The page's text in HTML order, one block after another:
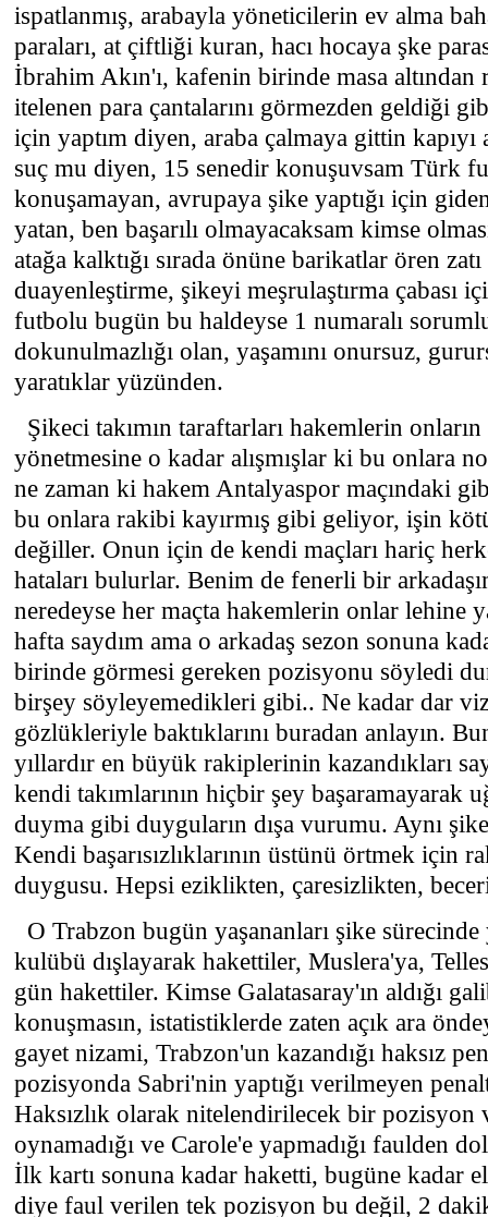
ispatlanmış, arabayla yöneticilerin ev alma
paraları, at çiftliği kuran, hacı hocaya şke
İbrahim Akın'ı, kafenin birinde masa altından
itelenen para çantalarını görmezden geldiği
için yaptım diyen, araba çalmaya gittin
suç mu diyen, 15 senedir konuşuvsam Türk
konuşamayan, avrupaya şike yaptığı için
yatan, ben başarılı olmayacaksam kimse
atağa kalktığı sırada önüne barikatlar ören
duayenleştirme, şikeyi meşrulaştırma çabası
futbolu bugün bu haldeyse 1 numaralı
dokunulmazlığı olan, yaşamını onursuz,
yaratıklar yüzünden.
Şikeci takımın taraftarları hakemlerin
yönetmesine o kadar alışmışlar ki bu onlara
ne zaman ki hakem Antalyaspor maçındaki
bu onlara rakibi kayırmış gibi geliyor, işin
değiller. Onun için de kendi maçları hariç
hataları bulurlar. Benim de fenerli bir
neredeyse her maçta hakemlerin onlar lehine
hafta saydım ama o arkadaş sezon sonuna
birinde görmesi gereken pozisyonu söyledi
birşey söyleyemedikleri gibi.. Ne kadar dar
gözlükleriyle baktıklarını buradan anlayın.
yıllardır en büyük rakiplerinin kazandıkları
kendi takımlarının hiçbir şey başaramayarak
duyma gibi duyguların dışa vurumu. Aynı
Kendi başarısızlıklarının üstünü örtmek için
duygusu. Hepsi eziklikten, çaresizlikten,
O Trabzon bugün yaşananları şike
kulübü dışlayarak hakettiler, Muslera'ya,
gün hakettiler. Kimse Galatasaray'ın aldığı
konuşmasın, istatistiklerde zaten açık ara
gayet nizami, Trabzon'un kazandığı haksız
pozisyonda Sabri'nin yaptığı verilmeyen
Haksızlık olarak nitelendirilecek bir pozisyon
oynamadığı ve Carole'e yapmadığı faulden
İlk kartı sonuna kadar haketti, bugüne kadar
diye faul verilen tek pozisyon bu değil, 2